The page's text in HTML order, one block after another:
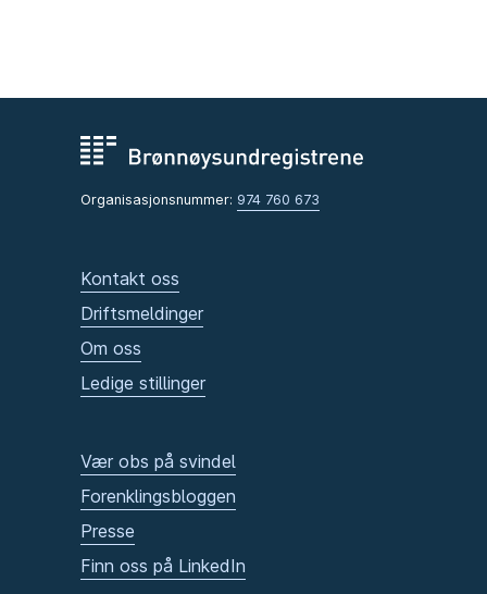
Organisasjonsnummer: 974 760 673
Kontakt oss
Driftsmeldinger
Om oss
Ledige stillinger
Vær obs på svindel
Forenklingsbloggen
Presse
Finn oss på LinkedIn